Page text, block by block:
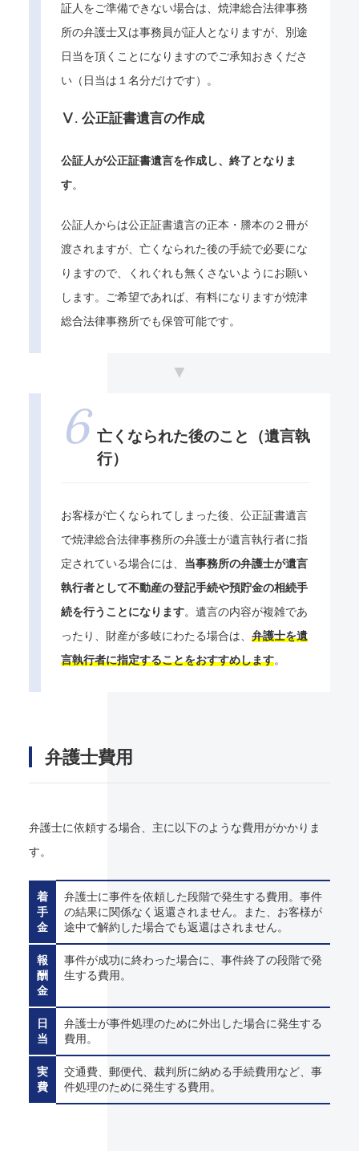
証人をご準備できない場合は、焼津総合法律事務
所の弁護士又は事務員が証人となりますが、別途
日当を頂くことになりますのでご承知おきくださ
い（日当は１名分だけです）。
Ⅴ. 公正証書遺言の作成
公証人が公正証書遺言を作成し、終了となりま
す。
公証人からは公正証書遺言の正本・謄本の２冊が
渡されますが、亡くなられた後の手続で必要にな
りますので、くれぐれも無くさないようにお願い
します。ご希望であれば、有料になりますが焼津
総合法律事務所でも保管可能です。
亡くなられた後のこと（遺言執
行）
お客様が亡くなられてしまった後、公正証書遺言
で焼津総合法律事務所の弁護士が遺言執行者に指
定されている場合には、 当事務所の弁護士が遺言
執行者として不動産の登記手続や預貯金の相続手
続を行うことになります。遺言の内容が複雑であ
ったり、財産が多岐にわたる場合は、 弁護士を遺
言執行者に指定することをおすすめします。
弁護士費用
弁護士に依頼する場合、主に以下のような費用がかかりま
す。
着
手
金
弁護士に事件を依頼した段階で発生する費用。事件
の結果に関係なく返還されません。また、お客様が
途中で解約した場合でも返還はされません。
報
酬
金
事件が成功に終わった場合に、事件終了の段階で発
生する費用。
日
当
弁護士が事件処理のために外出した場合に発生する
費用。
実
費
交通費、郵便代、裁判所に納める手続費用など、事
件処理のために発生する費用。